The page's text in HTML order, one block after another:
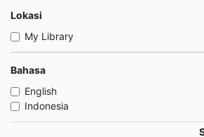
Lokasi
My Library
Bahasa
English
Indonesia